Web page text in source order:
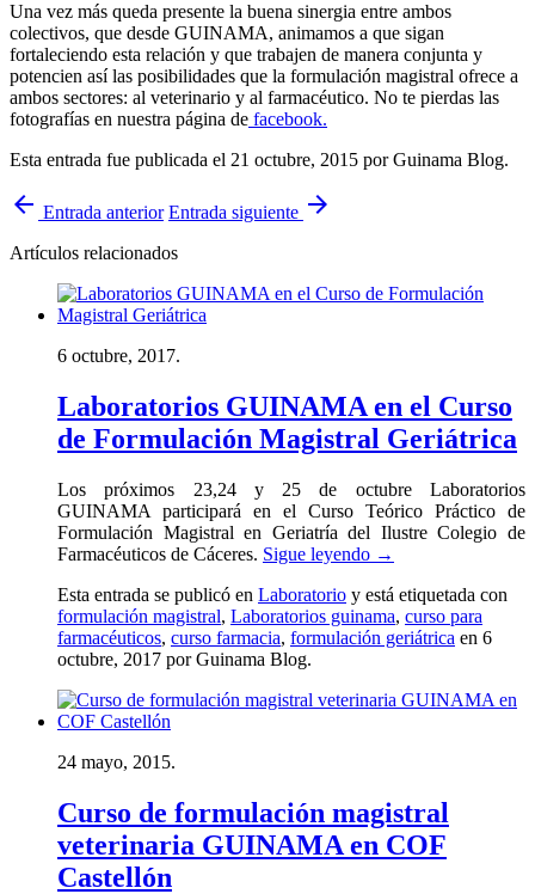
Una vez más queda presente la buena sinergia entre ambos
colectivos, que desde GUINAMA, animamos a que sigan
fortaleciendo esta relación y que trabajen de manera conjunta y
potencien así las posibilidades que la formulación magistral ofrece a
ambos sectores: al veterinario y al farmacéutico. No te pierdas las
fotografías en nuestra página de facebook.
Esta entrada fue publicada el 21 octubre, 2015 por Guinama Blog.
arrow_back Entrada anterior Entrada siguiente arrow_forward
Artículos relacionados
6 octubre, 2017.
Laboratorios GUINAMA en el Curso
de Formulación Magistral Geriátrica
Los próximos 23,24 y 25 de octubre Laboratorios
GUINAMA participará en el Curso Teórico Práctico de
Formulación Magistral en Geriatría del Ilustre Colegio de
Farmacéuticos de Cáceres. Sigue leyendo →
Esta entrada se publicó en Laboratorio y está etiquetada con
formulación magistral, Laboratorios guinama, curso para
farmacéuticos, curso farmacia, formulación geriátrica en 6
octubre, 2017 por Guinama Blog.
24 mayo, 2015.
Curso de formulación magistral
veterinaria GUINAMA en COF
Castellón